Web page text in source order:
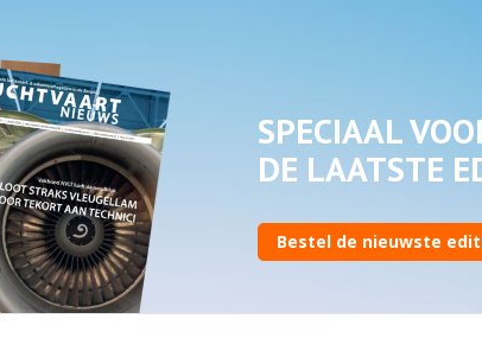
SPECIAAL
DE LAATSTE
Bestel de nieuwste